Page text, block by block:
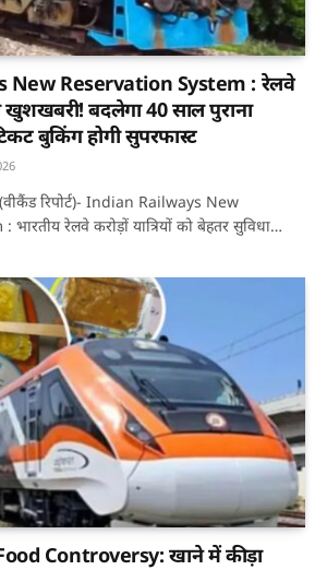
New Reservation System : रेलवे
खुशखबरी! बदलेगा 40 साल पुराना
बुकिंग होगी सुपरफास्ट
रिपोर्ट)- Indian Railways New
रेलवे करोड़ों यात्रियों को बेहतर सुविधा…
Controversy: खाने में कीड़ा